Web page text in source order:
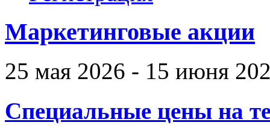
Маркетинговые акции
25 мая 2026 - 15 июня
Специальные цены на